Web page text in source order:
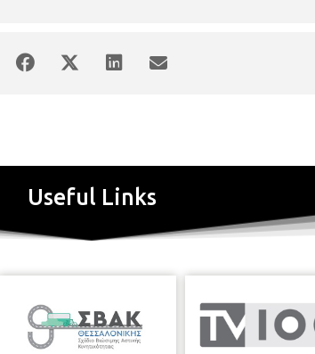
Useful Links